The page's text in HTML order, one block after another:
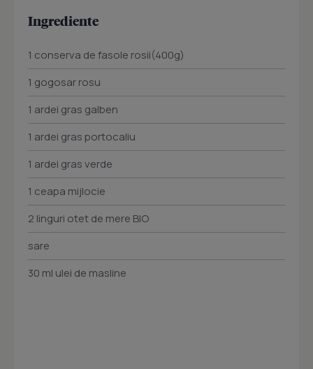
Ingrediente
1 conserva de fasole rosii(400g)
1 gogosar rosu
1 ardei gras galben
1 ardei gras portocaliu
1 ardei gras verde
1 ceapa mijlocie
2 linguri otet de mere BIO
sare
30 ml ulei de masline